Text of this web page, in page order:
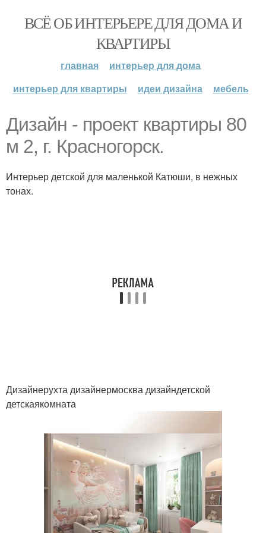
ВСЁ ОБ ИНТЕРЬЕРЕ ДЛЯ ДОМА И
КВАРТИРЫ
главная
интерьер для дома
интерьер для квартиры
идеи дизайна мебель
Дизайн - проект квартиры 80
м 2, г. Красногорск.
Интерьер детской для маленькой Катюши, в нежных
тонах.
Дизайнерухта дизайнермосква дизайндетской
детскаякомната